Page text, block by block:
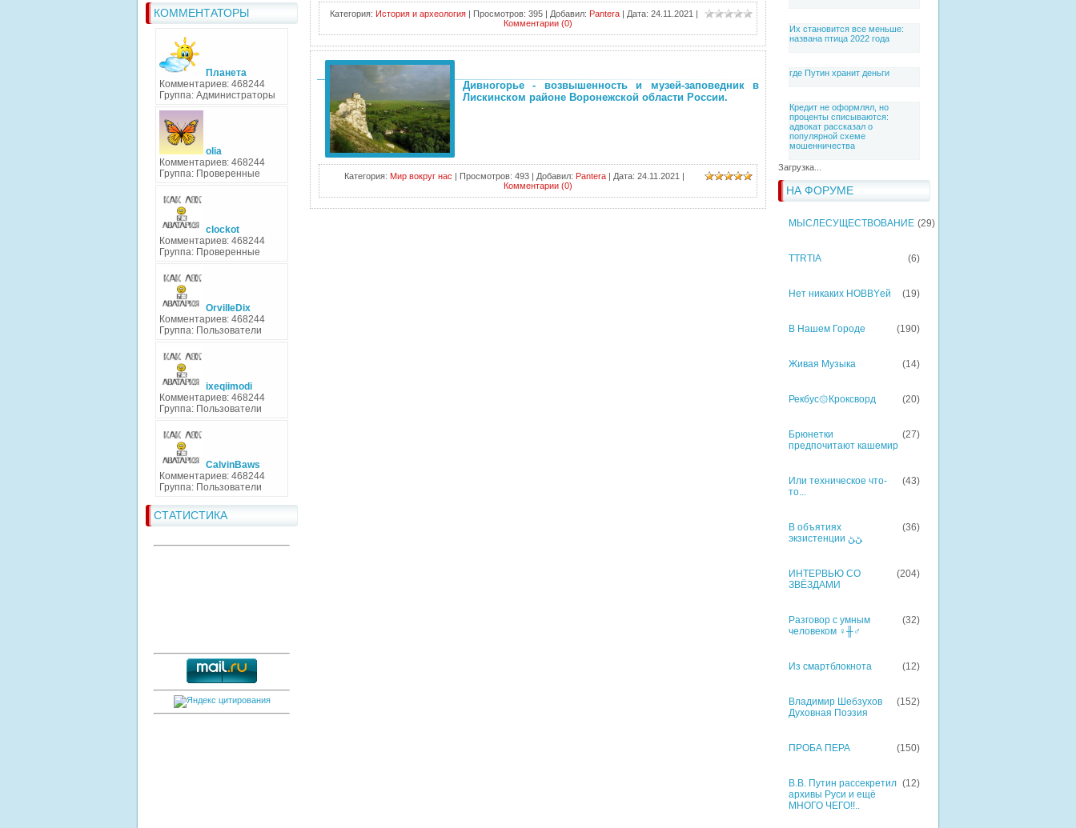
КОММЕНТАТОРЫ
Планета
Комментариев: 468244
Группа: Администраторы
olia
Комментариев: 468244
Группа: Проверенные
clockot
Комментариев: 468244
Группа: Проверенные
OrvilleDix
Комментариев: 468244
Группа: Пользователи
ixeqiimodi
Комментариев: 468244
Группа: Пользователи
CalvinBaws
Комментариев: 468244
Группа: Пользователи
СТАТИСТИКА
Их становится все меньше:
названа птица 2022 года
где Путин хранит деньги
Кредит не оформлял, но
проценты списываются:
адвокат рассказал о
популярной схеме
мошенничества
Загрузка...
НА ФОРУМЕ
МЫСЛЕСУЩЕСТВОВАНИЕ (29)
TTRTIA (6)
Нет никаких HOBBYей (19)
В Нашем Городе (190)
Живая Музыка (14)
Рекбус۞Кроксворд (20)
Брюнетки
предпочитают кашемир
(27)
Или техническое что-
то...
(43)
В объятиях
экзистенции ﮡﮡ
(36)
ИНТЕРВЬЮ СО
ЗВЁЗДАМИ
(204)
Разговор с умным
человеком ♀╫♂
(32)
Из смартблокнота (12)
Владимир Шебзухов
Духовная Поэзия
(152)
ПРОБА ПЕРА (150)
В.В. Путин рассекретил
архивы Руси и ещё
МНОГО ЧЕГО!!..
(12)
Категория: История и археология | Просмотров: 395 | Добавил: Pantera | Дата: 24.11.2021 |
Комментарии (0)
Дивногорье - возвышенность и музей-заповедник в
Лискинском районе Воронежской области России.
Категория: Мир вокруг нас | Просмотров: 493 | Добавил: Pantera| Дата: 24.11.2021 |
Комментарии (0)